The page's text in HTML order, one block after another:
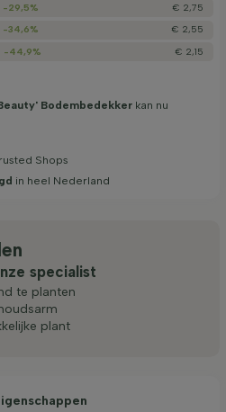
-29,5%
€ 2,75
-34,6%
€ 2,55
-44,9% € 2,15
Bodembedekker kan nu
Shops
in heel Nederland
specialist
te planten
plant